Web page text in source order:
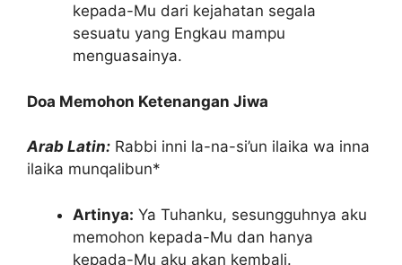
kepada-Mu dari kejahatan segala
sesuatu yang Engkau mampu
menguasainya.
Doa Memohon Ketenangan Jiwa
Arab Latin: Rabbi inni la-na-si’un ilaika wa inna
ilaika munqalibun*
Artinya: Ya Tuhanku, sesungguhnya aku
memohon kepada-Mu dan hanya
kepada-Mu aku akan kembali.